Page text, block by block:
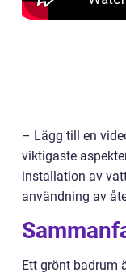
– Lägg till en
viktigaste
installation av
användning av
Ett grönt badrum